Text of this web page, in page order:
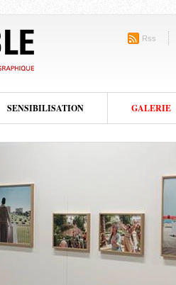
Rss
SENSIBILISATION GALERIE